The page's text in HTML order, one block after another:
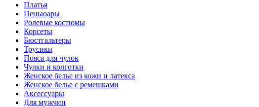
Платья
Пеньюары
Ролевые костюмы
Корсеты
Бюстгальтеры
Трусики
Пояса для чулок
Чулки и колготки
Женское белье из кожи и латекса
Женское белье с ремешками
Аксессуары
Для мужчин